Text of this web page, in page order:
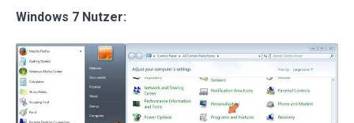
Windows 7 Nutzer: